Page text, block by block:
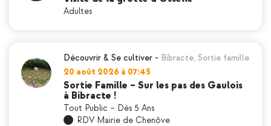
Adultes
Découvrir & Se cultiver - Bibracte, Sortie famille
20 août 2026 à 07:45
Sortie Famille – Sur les pas des Gaulois
à Bibracte !
Tout Public – Dès 5 Ans
RDV Mairie de Chenôve